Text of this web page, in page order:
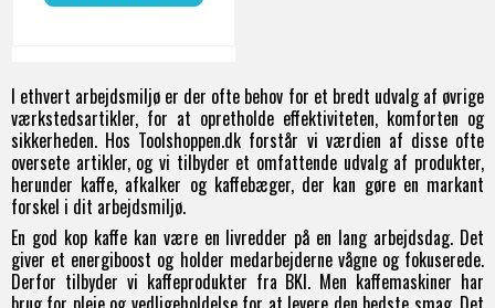
I ethvert arbejdsmiljø er der ofte behov for et bredt udvalg af øvrige
værkstedsartikler, for at opretholde effektiviteten, komforten og
sikkerheden. Hos Toolshoppen.dk forstår vi værdien af disse ofte
oversete artikler, og vi tilbyder et omfattende udvalg af produkter,
herunder kaffe, afkalker og kaffebæger, der kan gøre en markant
forskel i dit arbejdsmiljø.
En god kop kaffe kan være en livredder på en lang arbejdsdag. Det
giver et energiboost og holder medarbejderne vågne og fokuserede.
Derfor tilbyder vi kaffeprodukter fra BKI. Men kaffemaskiner har